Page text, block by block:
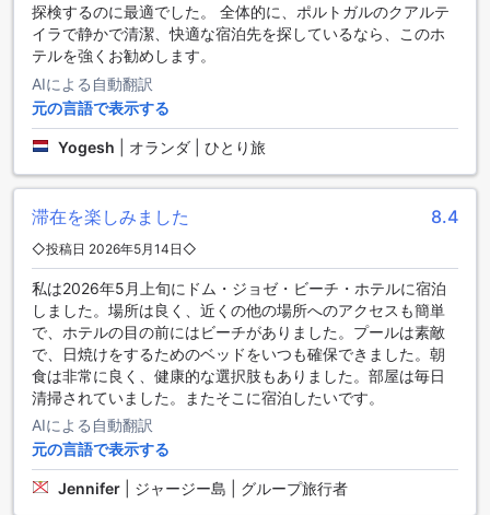
ドム ジョセ ビーチホテルでは、宿泊客の快適さを最優先に考
えた便利な施設が充実しています。全客室に無料のWi-Fiが完
備されており、公共エリアでも快適にインターネットを利用
できます。これにより、旅行中も簡単に情報を検索したり、
友人や家族と連絡を取ったりすることができます。また、毎
日のハウスキーピングサービスが提供されており、清潔で快
適な空間を保つことができます。
さらに、ホテル内には便利なランドリーサービスもあり、長
かります。荷物の保管ができるラゲッジストレージや、自動
販売機も完備されており、必要なものを手軽に手に入れるこ
とができます。ルームサービスも利用可能で、客室でゆった
りと食事を楽しむことができるため、リラックスした時間を
過ごすのに最適な環境が整っています。
ドム ジョセ ビーチホテルの交通施設
ドム ジョセ ビーチホテルでは、快適で便利な交通施設を豊富
にご用意しております。空港への送迎サービスは、到着から
出発まで、ゲストの皆様の移動をスムーズにサポートしま
す。事前に予約をしておけば、空港での待ち時間を最小限に
抑え、安心してホテルへと向かうことができます。
また、観光を楽しみたい方のために、各種ツアーの手配も行
探検するのに最適でした。 全体的に、ポルトガルのクアルテ
イラで静かで清潔、快適な宿泊先を探しているなら、このホ
テルを強くお勧めします。
AIによる自動翻訳
元の言語で表示する
Yogesh オランダ | ひとり旅
滞在を楽しみました 8.4
◇投稿日 2026年5月14日◇
私は2026年5月上旬にドム・ジョゼ・ビーチ・ホテルに宿泊
しました。場所は良く、近くの他の場所へのアクセスも簡単
で、ホテルの目の前にはビーチがありました。プールは素敵
で、日焼けをするためのベッドをいつも確保できました。朝
食は非常に良く、健康的な選択肢もありました。部屋は毎日
清掃されていました。またそこに宿泊したいです。
AIによる自動翻訳
元の言語で表示する
Jennifer ジャージー島 | グループ旅行者